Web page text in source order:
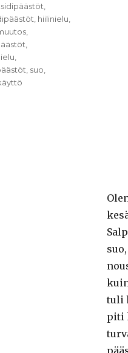
tuli
piti
hiilinielu
suo